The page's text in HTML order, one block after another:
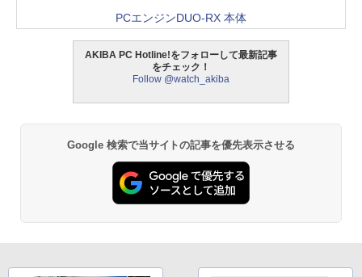
PCエンジンDUO-RX 本体
AKIBA PC Hotline!をフォローして最新記事
をチェック！
Follow @watch_akiba
Google 検索で当サイトの記事を優先表示させる